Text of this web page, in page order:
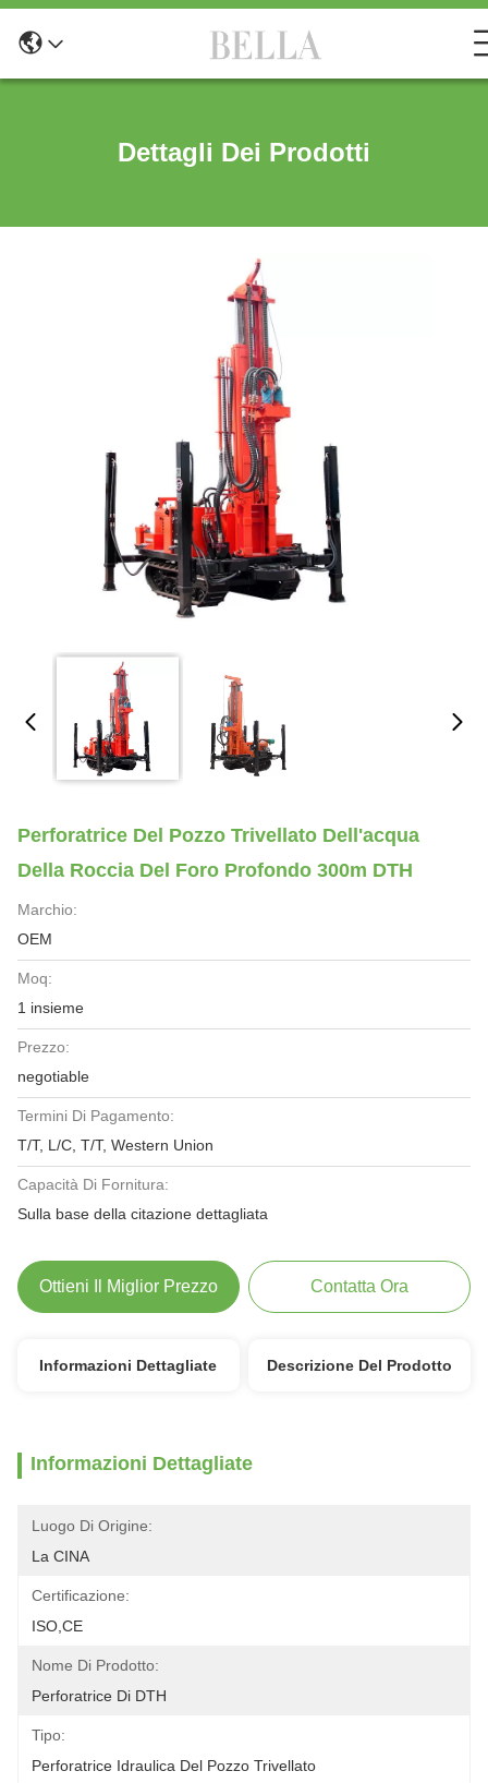
Dettagli Dei Prodotti
Perforatrice Del Pozzo Trivellato Dell'acqua
Della Roccia Del Foro Profondo 300m DTH
Marchio:
OEM
Moq:
1 insieme
Prezzo:
negotiable
Termini Di Pagamento:
T/T, L/C, T/T, Western Union
Capacità Di Fornitura:
Sulla base della citazione dettagliata
Ottieni Il Miglior Prezzo Contatta Ora
Informazioni Dettagliate Descrizione Del Prodotto
Informazioni Dettagliate
Luogo Di Origine:
La CINA
Certificazione:
ISO,CE
Nome Di Prodotto:
Perforatrice Di DTH
Tipo:
Perforatrice Idraulica Del Pozzo Trivellato